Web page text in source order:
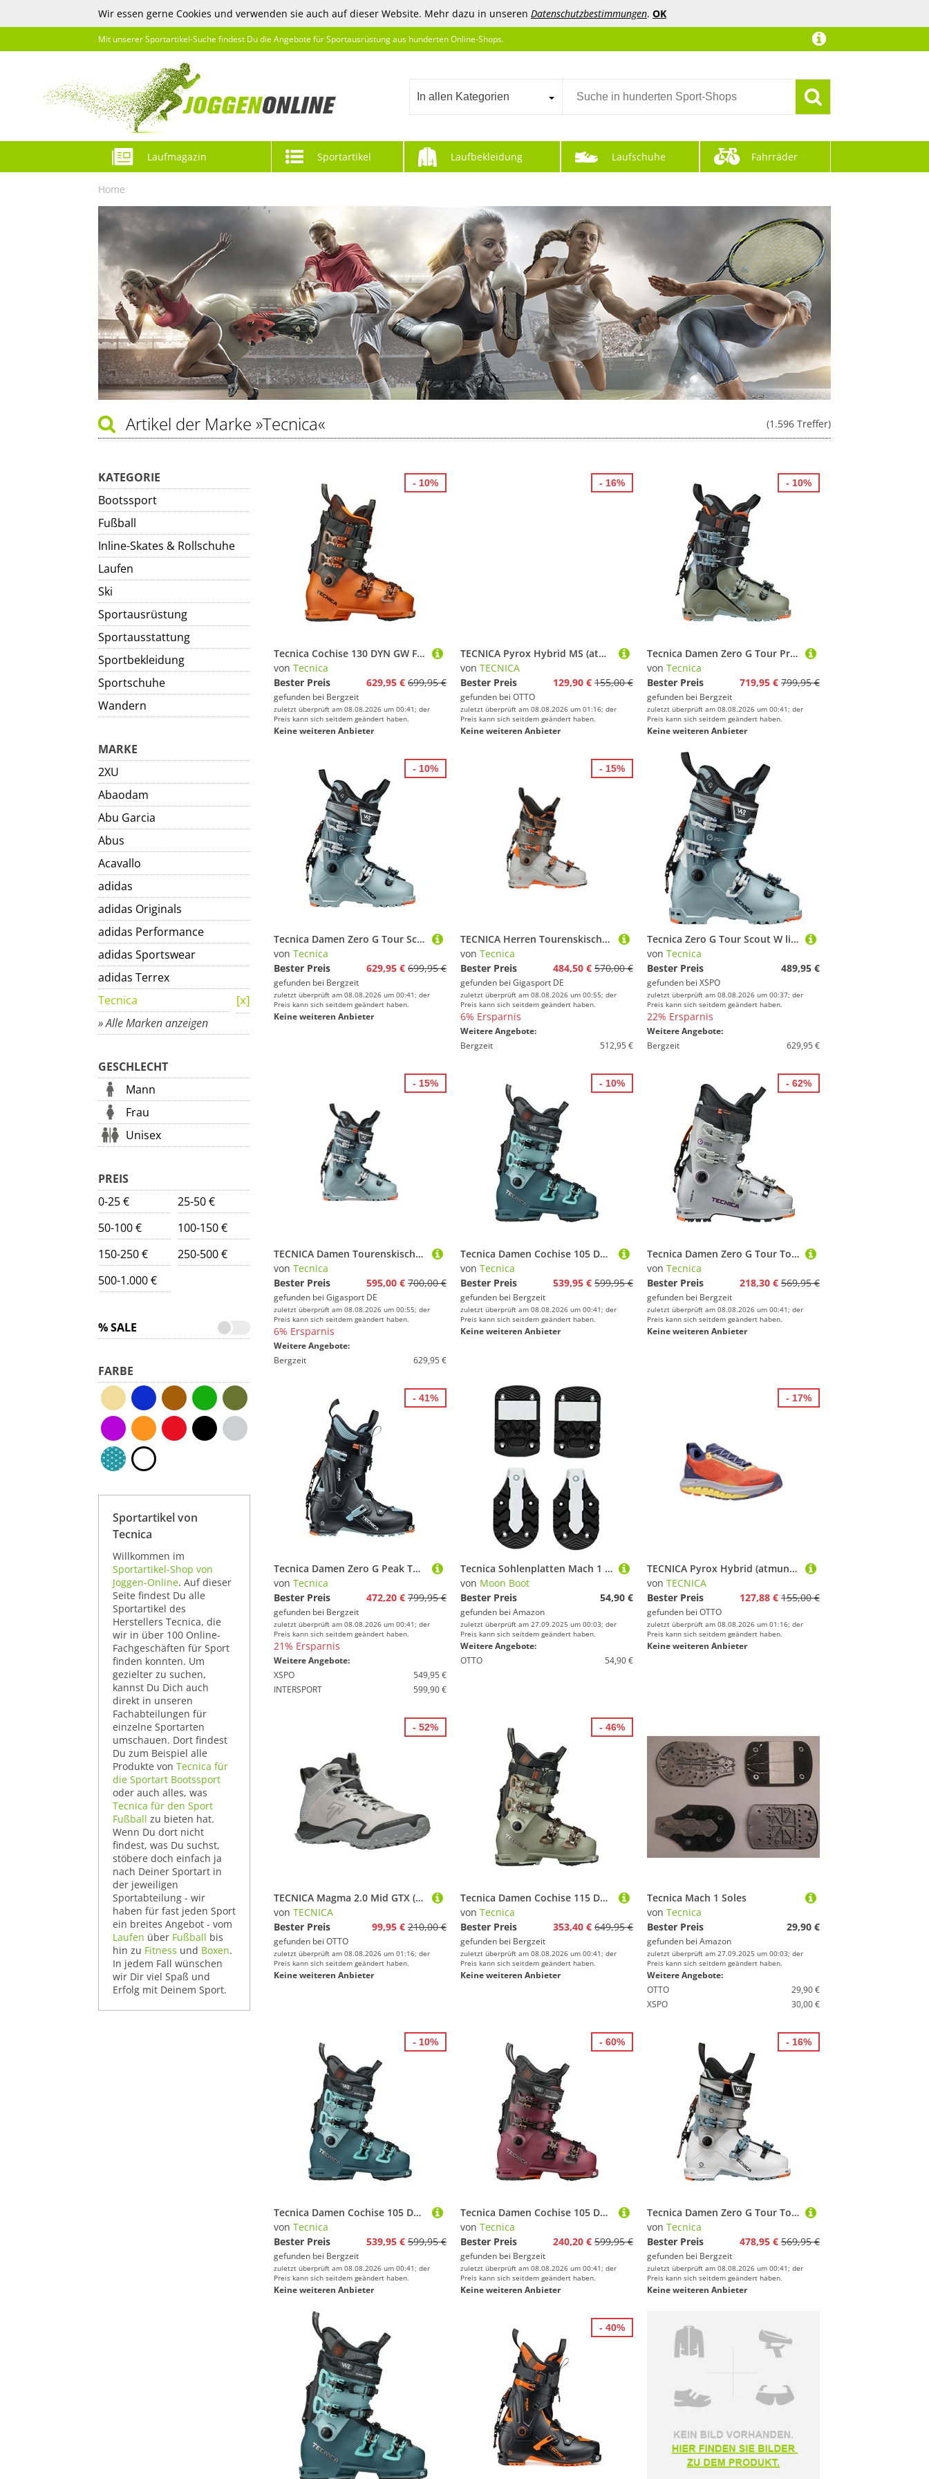
Wir essen gerne Cookies und verwenden sie auch auf dieser Website. Mehr dazu in unseren Datenschutzbestimmungen. OK
Mit unserer Sportartikel-Suche findest Du die Angebote für Sportausrüstung aus hunderten Online-Shops.
In allen Kategorien
Laufmagazin Sportartikel Laufbekleidung Laufschuhe Fahrräder
Home
(1.596 Treffer)
Artikel der Marke »Tecnica«
KATEGORIE
Bootssport
Fußball
Inline-Skates & Rollschuhe
Laufen
Ski
Sportausrüstung
Sportausstattung
Sportbekleidung
Sportschuhe
Wandern
MARKE
2XU
Abaodam
Abu Garcia
Abus
Acavallo
adidas
adidas Originals
adidas Performance
adidas Sportswear
adidas Terrex
Tecnica
» Alle Marken anzeigen
GESCHLECHT
Mann
Frau
Unisex
PREIS
0-25 €
25-50 €
50-100 €
100-150 €
150-250 €
250-500 €
500-1.000 €
% SALE
FARBE
Sportartikel von
Tecnica
Willkommen im
Sportartikel-Shop von
Joggen-Online. Auf dieser
Seite findest Du alle
Sportartikel des
Herstellers Tecnica, die
wir in über 100 Online-
Fachgeschäften für Sport
finden konnten. Um
gezielter zu suchen,
kannst Du Dich auch
direkt in unseren
Fachabteilungen für
einzelne Sportarten
umschauen. Dort findest
Du zum Beispiel alle
Produkte von Tecnica für
die Sportart Bootssport
oder auch alles, was
Tecnica für den Sport
Fußball zu bieten hat.
Wenn Du dort nicht
findest, was Du suchst,
stöbere doch einfach ja
nach Deiner Sportart in
der jeweiligen
Sportabteilung - wir
haben für fast jeden Sport
ein breites Angebot - vom
Laufen über Fußball bis
hin zu Fitness und Boxen.
In jedem Fall wünschen
wir Dir viel Spaß und
Erfolg mit Deinem Sport.
Tecnica Cochise 130 DYN GW Freerideskischuhe
von Tecnica
Bester Preis
629,95 € 699,95 €
gefunden bei Bergzeit
zuletzt überprüft am 08.08.2026 um 00:41; der
Preis kann sich seitdem geändert haben.
Keine weiteren Anbieter
- 10%
TECNICA Pyrox Hybrid MS (atmungsaktiv) 2025 schwarz Herren Laufschuh
von TECNICA
Bester Preis
129,90 € 155,00 €
gefunden bei OTTO
zuletzt überprüft am 08.08.2026 um 01:16; der
Preis kann sich seitdem geändert haben.
Keine weiteren Anbieter
- 16%
Tecnica Damen Zero G Tour Pro Tourenskischuhe
von Tecnica
Bester Preis
719,95 € 799,95 €
gefunden bei Bergzeit
zuletzt überprüft am 08.08.2026 um 00:41; der
Preis kann sich seitdem geändert haben.
Keine weiteren Anbieter
- 10%
Tecnica Damen Zero G Tour Scout Tourenskischuhe
von Tecnica
Bester Preis
629,95 € 699,95 €
gefunden bei Bergzeit
zuletzt überprüft am 08.08.2026 um 00:41; der
Preis kann sich seitdem geändert haben.
Keine weiteren Anbieter
- 10%
TECNICA Herren Tourenskischuhe Zero G Tour grün | 30,5 (46 1/2)
von Tecnica
Bester Preis
484,50 € 570,00 €
gefunden bei Gigasport DE
zuletzt überprüft am 08.08.2026 um 00:55; der
Preis kann sich seitdem geändert haben.
6% Ersparnis
Weitere Angebote:
Bergzeit
512,95 €
- 15%
Tecnica Zero G Tour Scout W lichen blue
von Tecnica
Bester Preis
489,95 €
gefunden bei XSPO
zuletzt überprüft am 08.08.2026 um 00:37; der
Preis kann sich seitdem geändert haben.
22% Ersparnis
Weitere Angebote:
Bergzeit
629,95 €
TECNICA Damen Tourenskischuhe Zero G Tour Scout hellblau | 23,5 (37 1/2)
von Tecnica
Bester Preis
595,00 € 700,00 €
gefunden bei Gigasport DE
zuletzt überprüft am 08.08.2026 um 00:55; der
Preis kann sich seitdem geändert haben.
6% Ersparnis
Weitere Angebote:
Bergzeit
629,95 €
- 15%
Tecnica Damen Cochise 105 DYN GW Freerideskischuhe
von Tecnica
Bester Preis
539,95 € 599,95 €
gefunden bei Bergzeit
zuletzt überprüft am 08.08.2026 um 00:41; der
Preis kann sich seitdem geändert haben.
Keine weiteren Anbieter
- 10%
Tecnica Damen Zero G Tour Tourenskischuhe
von Tecnica
Bester Preis
218,30 € 569,95 €
gefunden bei Bergzeit
zuletzt überprüft am 08.08.2026 um 00:41; der
Preis kann sich seitdem geändert haben.
Keine weiteren Anbieter
- 62%
Tecnica Damen Zero G Peak Tourenskischuhe
von Tecnica
Bester Preis
472,20 € 799,95 €
gefunden bei Bergzeit
zuletzt überprüft am 08.08.2026 um 00:41; der
Preis kann sich seitdem geändert haben.
21% Ersparnis
Weitere Angebote:
XSPO
549,95 €
INTERSPORT
599,90 €
- 41%
Tecnica Sohlenplatten Mach 1 / Cochise Grip Walk Soles
von Moon Boot
Bester Preis
54,90 €
gefunden bei Amazon
zuletzt überprüft am 27.09.2025 um 00:03; der
Preis kann sich seitdem geändert haben.
Weitere Angebote:
OTTO
54,90 €
TECNICA Pyrox Hybrid (atmungsaktiv) 2025 rot/violett Damen Laufschuh
von TECNICA
Bester Preis
127,88 € 155,00 €
gefunden bei OTTO
zuletzt überprüft am 08.08.2026 um 01:16; der
Preis kann sich seitdem geändert haben.
Keine weiteren Anbieter
- 17%
TECNICA Magma 2.0 Mid GTX (wasserdicht) - Veloursleder - softgrau/schwarz Wanderschuh
von TECNICA
Bester Preis
99,95 € 210,00 €
gefunden bei OTTO
zuletzt überprüft am 08.08.2026 um 01:16; der
Preis kann sich seitdem geändert haben.
Keine weiteren Anbieter
- 52%
Tecnica Damen Cochise 115 DYN GW Freerideskischuhe
von Tecnica
Bester Preis
353,40 € 649,95 €
gefunden bei Bergzeit
zuletzt überprüft am 08.08.2026 um 00:41; der
Preis kann sich seitdem geändert haben.
Keine weiteren Anbieter
- 46%
Tecnica Mach 1 Soles
von Tecnica
Bester Preis
29,90 €
gefunden bei Amazon
zuletzt überprüft am 27.09.2025 um 00:03; der
Preis kann sich seitdem geändert haben.
Weitere Angebote:
OTTO
29,90 €
XSPO
30,00 €
Tecnica Damen Cochise 105 DYN GW Freerideskischuhe
von Tecnica
Bester Preis
539,95 € 599,95 €
gefunden bei Bergzeit
zuletzt überprüft am 08.08.2026 um 00:41; der
Preis kann sich seitdem geändert haben.
Keine weiteren Anbieter
- 10%
Tecnica Damen Cochise 105 DYN GW Freerideskischuhe
von Tecnica
Bester Preis
240,20 € 599,95 €
gefunden bei Bergzeit
zuletzt überprüft am 08.08.2026 um 00:41; der
Preis kann sich seitdem geändert haben.
Keine weiteren Anbieter
- 60%
Tecnica Damen Zero G Tour Tourenskischuhe
von Tecnica
Bester Preis
478,95 € 569,95 €
gefunden bei Bergzeit
zuletzt überprüft am 08.08.2026 um 00:41; der
Preis kann sich seitdem geändert haben.
Keine weiteren Anbieter
- 16%
- 40%